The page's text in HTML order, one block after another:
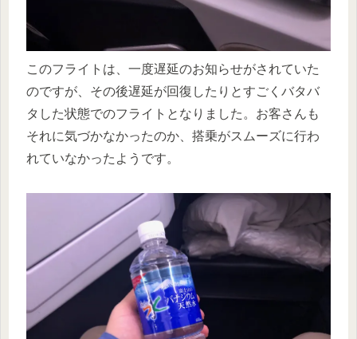
このフライトは、一度遅延のお知らせがされていた
のですが、その後遅延が回復したりとすごくバタバ
タした状態でのフライトとなりました。お客さんも
それに気づかなかったのか、搭乗がスムーズに行わ
れていなかったようです。